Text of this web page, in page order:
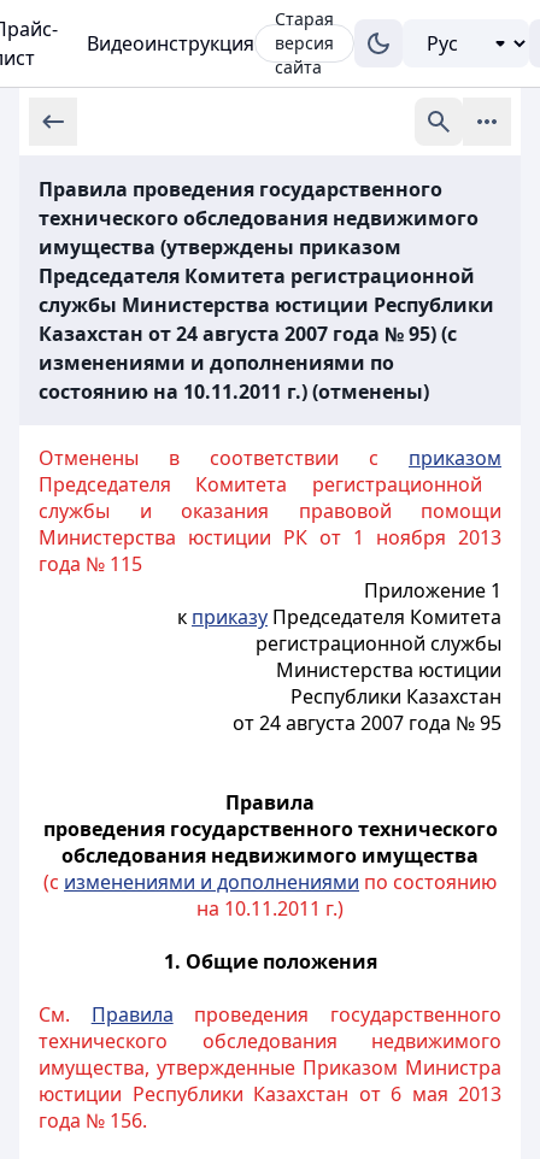
Видеоинструкция
Старая
версия
сайта
Правила проведения государственного
технического обследования недвижимого
имущества (утверждены приказом
Председателя Комитета регистрационной
службы Министерства юстиции Республики
Казахстан от 24 августа 2007 года № 95) (с
изменениями и дополнениями по
состоянию на 10.11.2011 г.) (отменены)
Отменены в соответствии с приказом
Председателя Комитета регистрационной
службы и оказания правовой помощи
Министерства юстиции РК от 1 ноября 2013
года № 115
Приложение 1
к приказу Председателя Комитета
регистрационной службы
Министерства юстиции
Республики Казахстан
от 24 августа 2007 года № 95
Правила
проведения государственного технического
обследования недвижимого имущества
(с изменениями и дополнениями по состоянию
на 10.11.2011 г.)
1. Общие положения
См. Правила проведения государственного
технического обследования недвижимого
имущества, утвержденные Приказом Министра
юстиции Республики Казахстан от 6 мая 2013
года № 156.